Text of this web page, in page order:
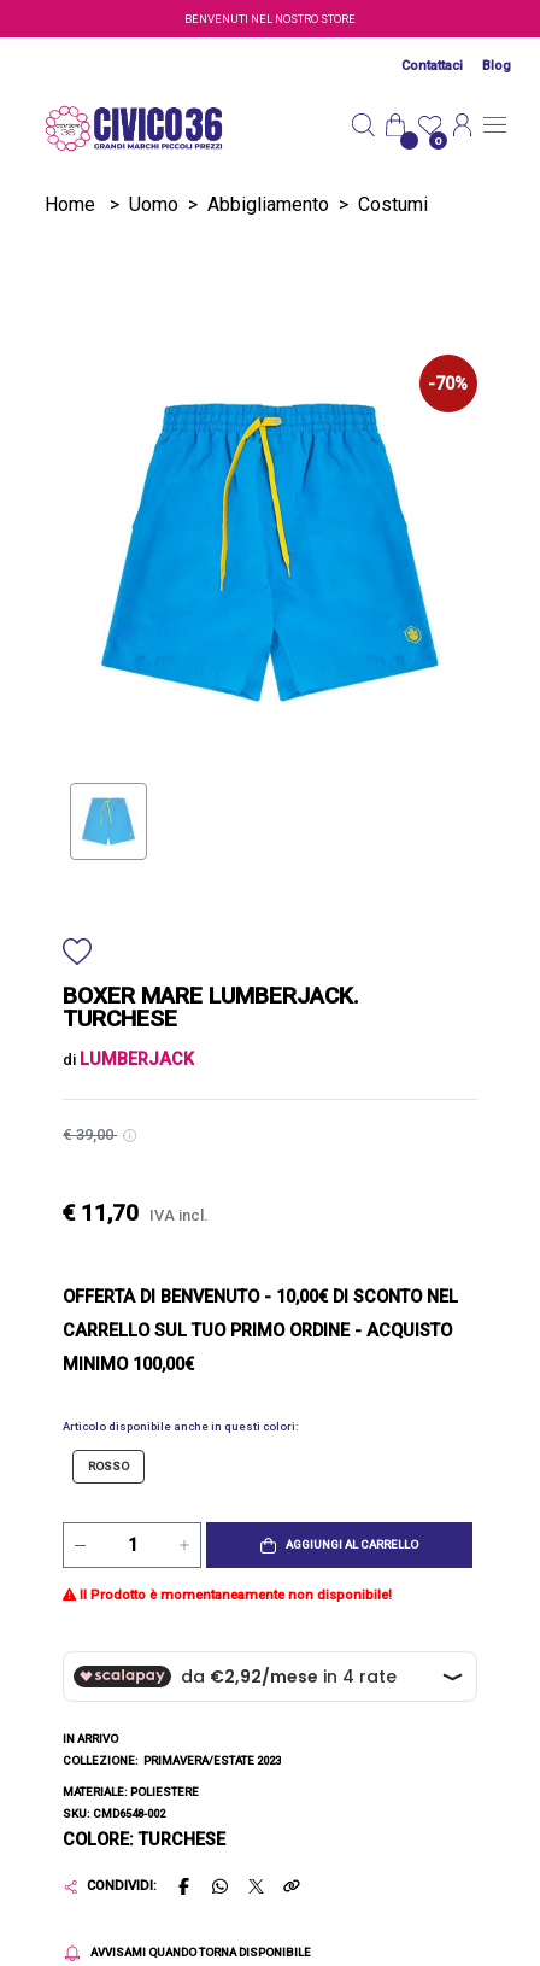
Salta al contenuto principaleBENVENUTI NEL NOSTRO STORE
Contattaci Blog
0
Home > Uomo > Abbigliamento > Costumi
-70%
BOXER MARE LUMBERJACK.
TURCHESE
di LUMBERJACK
€ 39,00
€ 11,70 IVA incl.
OFFERTA DI BENVENUTO- 10,00€ DI SCONTO NEL
CARRELLO SUL TUO PRIMO ORDINE - ACQUISTO
MINIMO 100,00€
Articolo disponibile anche in questi colori:
ROSSO
AGGIUNGI AL CARRELLO
Il Prodotto è momentaneamente non disponibile!
IN ARRIVO
COLLEZIONE: PRIMAVERA/ESTATE 2023
MATERIALE: POLIESTERE
SKU: CMD6548-002
COLORE: TURCHESE
CONDIVIDI:
AVVISAMI QUANDO TORNA DISPONIBILE